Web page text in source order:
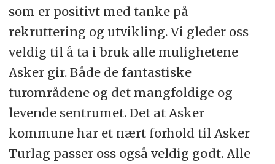
som er positivt med tanke på
rekruttering og utvikling. Vi gleder oss
veldig til å ta i bruk alle mulighetene
Asker gir. Både de fantastiske
turområdene og det mangfoldige og
levende sentrumet. Det at Asker
kommune har et nært forhold til Asker
Turlag passer oss også veldig godt. Alle